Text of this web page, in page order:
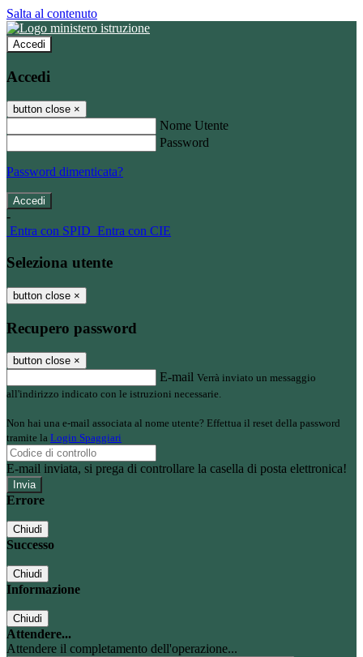
Salta al contenuto
Accedi
Accedi
button close ×
Nome Utente
Password
Password dimenticata?
-
Entra con SPID Entra con CIE
Seleziona utente
button close ×
Recupero password
button close ×
E-mail Verrà inviato un messaggio
all'indirizzo indicato con le istruzioni necessarie.
Non hai una e-mail associata al nome utente? Effettua il reset della password
tramite la Login Spaggiari
E-mail inviata, si prega di controllare la casella di posta elettronica!
Errore
Chiudi
Successo
Chiudi
Informazione
Chiudi
Attendere...
Attendere il completamento dell'operazione...